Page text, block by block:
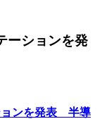
ーションを発
ョンを発表 半導